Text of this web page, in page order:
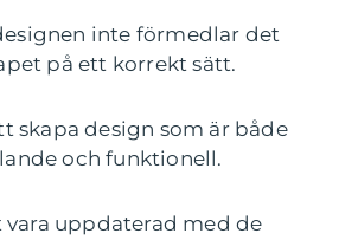
inte förmedlar det
på ett korrekt sätt.
skapa design som är både
och funktionell.
vara uppdaterad med de